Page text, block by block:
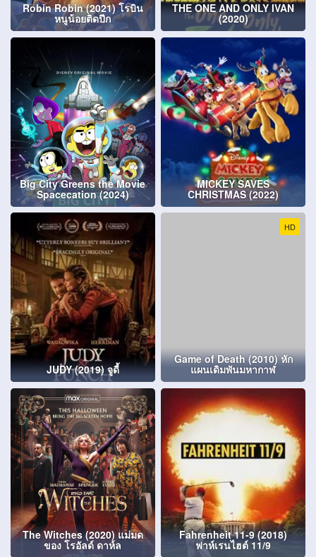
Robin Robin (2021) โรบิน
หนูน้อยติดปีก
THE ONE AND ONLY IVAN
(2020)
Big City Greens the Movie
Spacecation (2024)
MICKEY SAVES
CHRISTMAS (2022)
JUDY (2019) จูดี้
HD
Game of Death (2010) หัก
แผนเดิมพันมหากาฬ
The Witches (2020) แม่มด
ของ โรอัลด์ ดาห์ล
Fahrenheit 11-9 (2018)
ฟาห์เรนไฮต์ 11/9